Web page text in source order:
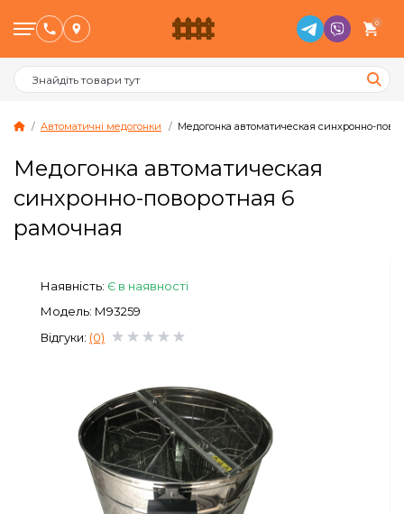
0
Тваринництво
Сейфи
Енергоживлення
Автоматичні медогонки Медогонка автоматическая синхронно-
Медогонка автоматическая
синхронно-поворотная 6
рамочная
Наявність: Є в наявності
Модель: М93259
Відгуки: (0)